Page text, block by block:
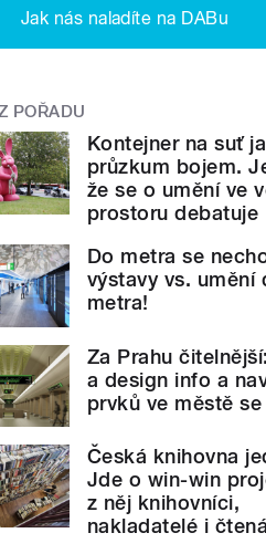
Jak nás naladíte na DABu
POŘADU
Kontejner na suť
průzkum bojem.
že se o umění ve
prostoru debatuje
Do metra se
výstavy vs. umění
metra!
Za Prahu
a design info a
prvků ve městě
Česká knihovna
Jde o win-win
z něj knihovníci,
nakladatelé i